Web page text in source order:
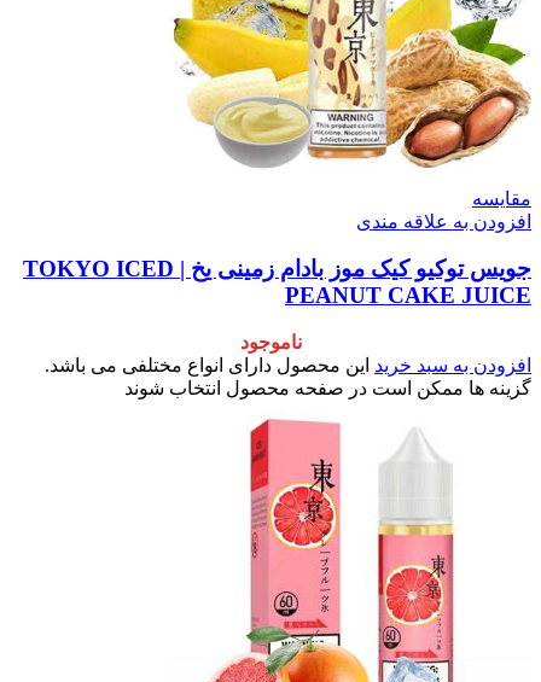
مقایسه
افزودن به علاقه مندی
جویس توکیو کیک موز بادام زمینی یخ | TOKYO ICED
PEANUT CAKE JUICE
ناموجود
افزودن به سبد خرید این محصول دارای انواع مختلفی می باشد.
گزینه ها ممکن است در صفحه محصول انتخاب شوند